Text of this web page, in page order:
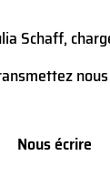
Schaff,
Nous écrire